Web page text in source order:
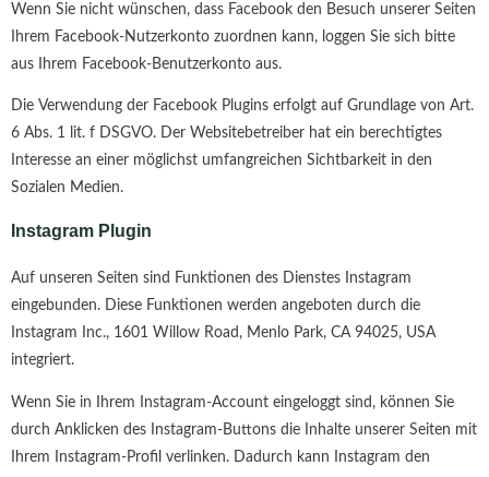
Wenn Sie nicht wünschen, dass Facebook den Besuch unserer Seiten
Ihrem Facebook-Nutzerkonto zuordnen kann, loggen Sie sich bitte
aus Ihrem Facebook-Benutzerkonto aus.
Die Verwendung der Facebook Plugins erfolgt auf Grundlage von Art.
6 Abs. 1 lit. f DSGVO. Der Websitebetreiber hat ein berechtigtes
Interesse an einer möglichst umfangreichen Sichtbarkeit in den
Sozialen Medien.
Instagram Plugin
Auf unseren Seiten sind Funktionen des Dienstes Instagram
eingebunden. Diese Funktionen werden angeboten durch die
Instagram Inc., 1601 Willow Road, Menlo Park, CA 94025, USA
integriert.
Wenn Sie in Ihrem Instagram-Account eingeloggt sind, können Sie
durch Anklicken des Instagram-Buttons die Inhalte unserer Seiten mit
Ihrem Instagram-Profil verlinken. Dadurch kann Instagram den